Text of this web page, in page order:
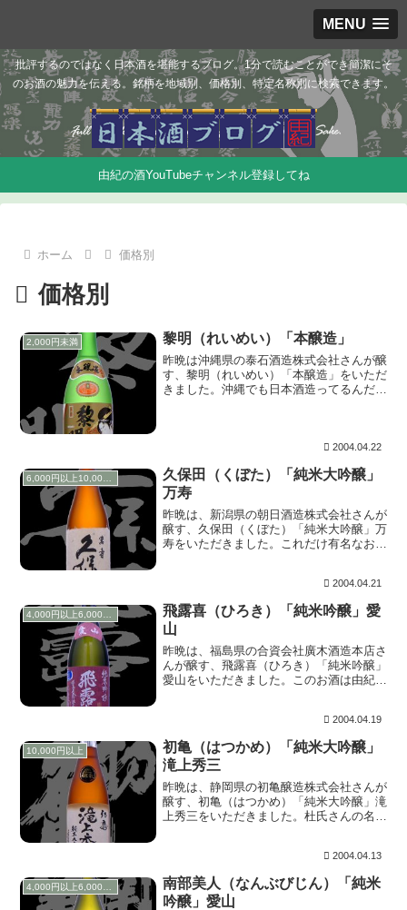
MENU
批評するのではなく日本酒を堪能するブログ。1分で読むことができ簡潔にそ
のお酒の魅力を伝える。銘柄を地域別、価格別、特定名称別に検索できます。
由紀の酒YouTubeチャンネル登録してね
ホーム 価格別
価格別
2,000円未満 黎明（れいめい）「本醸造」
昨晩は沖縄県の泰石酒造株式会社さんが醸
す、黎明（れいめい）「本醸造」をいただ
きました。沖縄でも日本酒造ってるんだ！
2004.04.22
6,000円以上10,000円未満
久保田（くぼた）「純米大吟醸」
万寿
昨晩は、新潟県の朝日酒造株式会社さんが
醸す、久保田（くぼた）「純米大吟醸」万
寿をいただきました。これだけ有名なお酒
く香る程度。含むと上立ち香よりややしっ
かりした含み...
2004.04.21
4,000円以上6,000円未満
飛露喜（ひろき）「純米吟醸」愛
山
昨晩は、福島県の合資会社廣木酒造本店さ
んが醸す、飛露喜（ひろき）「純米吟醸」
愛山をいただきました。このお酒は由紀の
♪ 上立ち香は非常にほんのりと香る程度
で、含むと...
2004.04.19
10,000円以上
初亀（はつかめ）「純米大吟醸」
滝上秀三
昨晩は、静岡県の初亀醸造株式会社さんが
醸す、初亀（はつかめ）「純米大吟醸」滝
上秀三をいただきました。杜氏さんの名前
味ある香り。含むとやはり同じ系統の甘味
が強く押し出...
2004.04.13
4,000円以上6,000円未満
南部美人（なんぶびじん）「純米
吟醸」愛山